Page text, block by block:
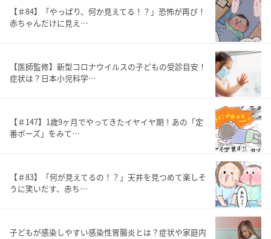
【＃84】「やっぱり、何か見えてる！？」恐怖が再び！
赤ちゃんだけに見え…
【医師監修】新型コロナウイルスの子どもの受診目安！
症状は？日本小児科学…
【＃147】1歳9ヶ月でやってきたイヤイヤ期！あの「定
番ポーズ」をみて…
【＃83】「何が見えてるの！？」天井を見つめて楽しそ
うに笑いだす、赤ち…
子どもが感染しやすい感染性胃腸炎とは？症状や家庭内